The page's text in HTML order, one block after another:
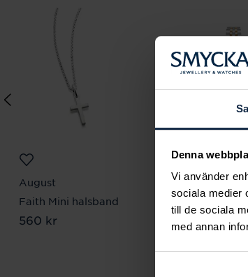
Denna
Vi använder
sociala medier
till de sociala
med annan
August
Faith Mini halsband
Pris:560 kr
560 kr
Mockberg
Royal Watch
Pris 2 399 kr
2 399 kr